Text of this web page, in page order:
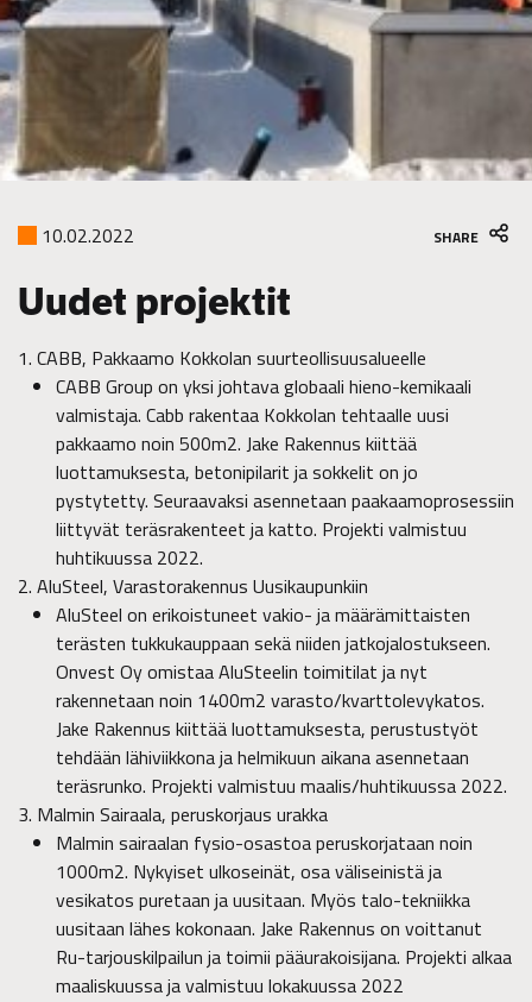
10.02.2022 SHARE
Uudet projektit
CABB, Pakkaamo Kokkolan suurteollisuusalueelle
CABB Group on yksi johtava globaali hieno-kemikaali
valmistaja. Cabb rakentaa Kokkolan tehtaalle uusi
pakkaamo noin 500m2. Jake Rakennus kiittää
luottamuksesta, betonipilarit ja sokkelit on jo
pystytetty. Seuraavaksi asennetaan paakaamoprosessiin
liittyvät teräsrakenteet ja katto. Projekti valmistuu
huhtikuussa 2022.
AluSteel, Varastorakennus Uusikaupunkiin
AluSteel on erikoistuneet vakio- ja määrämittaisten
terästen tukkukauppaan sekä niiden jatkojalostukseen.
Onvest Oy omistaa AluSteelin toimitilat ja nyt
rakennetaan noin 1400m2 varasto/kvarttolevykatos.
Jake Rakennus kiittää luottamuksesta, perustustyöt
tehdään lähiviikkona ja helmikuun aikana asennetaan
teräsrunko. Projekti valmistuu maalis/huhtikuussa 2022.
Malmin Sairaala, peruskorjaus urakka
Malmin sairaalan fysio-osastoa peruskorjataan noin
1000m2. Nykyiset ulkoseinät, osa väliseinistä ja
vesikatos puretaan ja uusitaan. Myös talo-tekniikka
uusitaan lähes kokonaan. Jake Rakennus on voittanut
Ru-tarjouskilpailun ja toimii pääurakoisijana. Projekti alkaa
maaliskuussa ja valmistuu lokakuussa 2022